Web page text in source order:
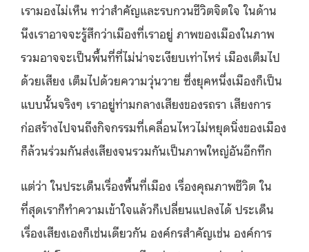
เรามองไม่เห็น ทว่าสำคัญและรบกวนชีวิตจิตใจ ในด้าน
นึงเราอาจจะรู้สึกว่าเมืองที่เราอยู่ ภาพของเมืองในภาพ
รวมอาจจะเป็นพื้นที่ที่ไม่น่าจะเงียบเท่าไหร่ เมืองเต็มไป
ด้วยเสียง เต็มไปด้วยความวุ่นวาย ซึ่งยุคหนึ่งเมืองก็เป็น
แบบนั้นจริงๆ เราอยู่ท่ามกลางเสียงของรถรา เสียงการ
ก่อสร้างไปจนถึงกิจกรรมที่เคลื่อนไหวไม่หยุดนิ่งของเมือง
ก็ล้วนร่วมกันส่งเสียงจนรวมกันเป็นภาพใหญ่อันอึกทึก
แต่ว่า ในประเด็นเรื่องพื้นที่เมือง เรื่องคุณภาพชีวิต ใน
ที่สุดเราก็ทำความเข้าใจแล้วก็เปลี่ยนแปลงได้ ประเด็น
เรื่องเสียงเองก็เช่นเดียวกัน องค์กรสำคัญเช่น องค์การ